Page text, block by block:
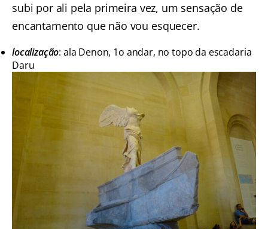
subi por ali pela primeira vez, um sensação de
encantamento que não vou esquecer.
localização: ala Denon, 1o andar, no topo da escadaria
Daru